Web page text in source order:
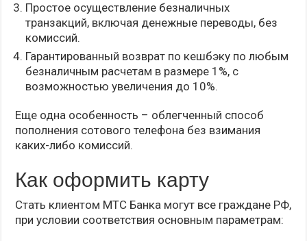
Простое осуществление безналичных
транзакций, включая денежные переводы, без
комиссий.
Гарантированный возврат по кешбэку по любым
безналичным расчетам в размере 1%, с
возможностью увеличения до 10%.
Еще одна особенность – облегченный способ
пополнения сотового телефона без взимания
каких-либо комиссий.
Как оформить карту
Стать клиентом МТС Банка могут все граждане РФ,
при условии соответствия основным параметрам: